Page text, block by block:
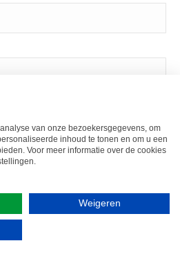
reserved | Website powered by
Responsive
van onze bezoekersgegevens, om
inhoud te tonen en om u een
Voor meer informatie over de cookies
Weigeren